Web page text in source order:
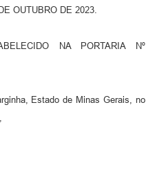
OUTUBRO DE 2023.
NA PORTARIA Nº
Estado de Minas Gerais, no